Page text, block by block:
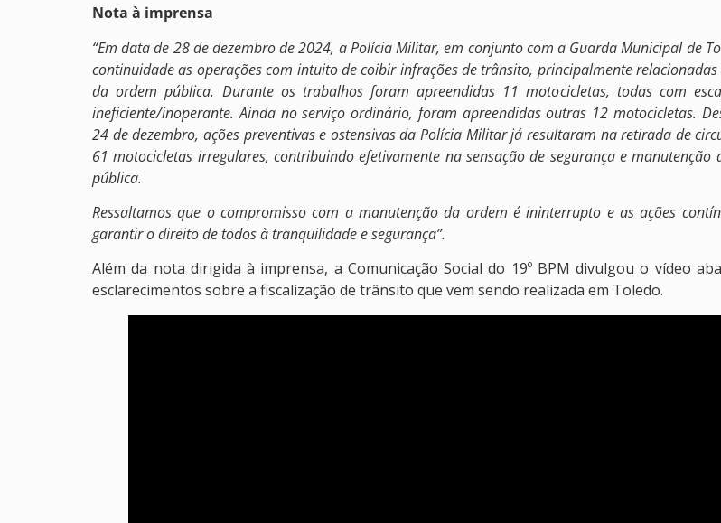
Nota à imprensa
“Em data de 28 de dezembro de 2024, a Polícia Militar, em conjunto com a Guarda Municipal de
continuidade as operações com intuito de coibir infrações de trânsito, principalmente
da ordem pública. Durante os trabalhos foram apreendidas 11 motocicletas, todas com
ineficiente/inoperante. Ainda no serviço ordinário, foram apreendidas outras 12 motocicletas.
24 de dezembro, ações preventivas e ostensivas da Polícia Militar já resultaram na retirada de
61 motocicletas irregulares, contribuindo efetivamente na sensação de segurança e manutenção
pública.
Ressaltamos que o compromisso com a manutenção da ordem é ininterrupto e as ações
garantir o direito de todos à tranquilidade e segurança”.
Além da nota dirigida à imprensa, a Comunicação Social do 19º BPM divulgou o vídeo
esclarecimentos sobre a fiscalização de trânsito que vem sendo realizada em Toledo.